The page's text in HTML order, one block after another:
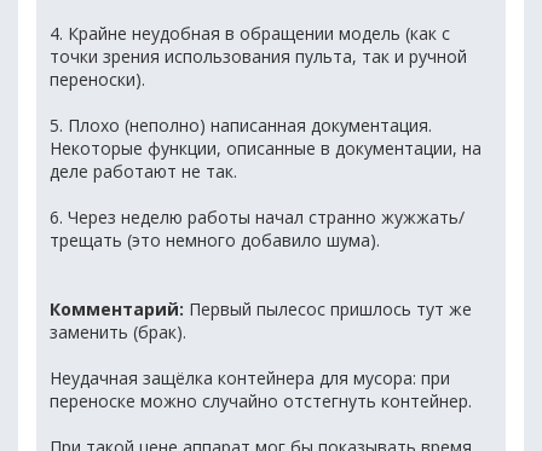
4. Крайне неудобная в обращении модель (как с
точки зрения использования пульта, так и ручной
переноски).
5. Плохо (неполно) написанная документация.
Некоторые функции, описанные в документации, на
деле работают не так.
6. Через неделю работы начал странно жужжать/
трещать (это немного добавило шума).
Комментарий: Первый пылесос пришлось тут же
заменить (брак).
Неудачная защёлка контейнера для мусора: при
переноске можно случайно отстегнуть контейнер.